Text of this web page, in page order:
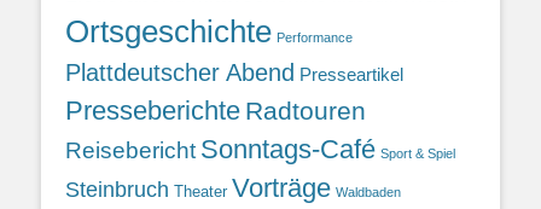
Ortsgeschichte Performance
Plattdeutscher Abend Presseartikel
Presseberichte Radtouren
Reisebericht Sonntags-Café Sport & Spiel
Steinbruch Theater Vorträge Waldbaden